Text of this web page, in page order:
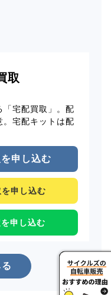
取
「宅配買取」。配
。宅配キットは配
申し込む
申し込む
申し込む